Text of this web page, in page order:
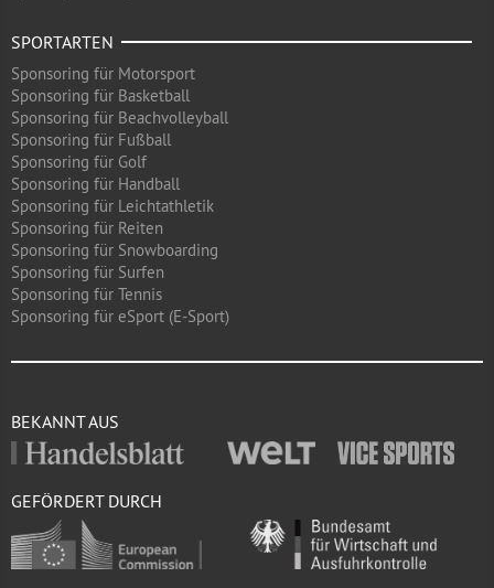
SPORTARTEN
Sponsoring für Motorsport
Sponsoring für Basketball
Sponsoring für Beachvolleyball
Sponsoring für Fußball
Sponsoring für Golf
Sponsoring für Handball
Sponsoring für Leichtathletik
Sponsoring für Reiten
Sponsoring für Snowboarding
Sponsoring für Surfen
Sponsoring für Tennis
Sponsoring für eSport (E-Sport)
BEKANNT AUS
GEFÖRDERT DURCH